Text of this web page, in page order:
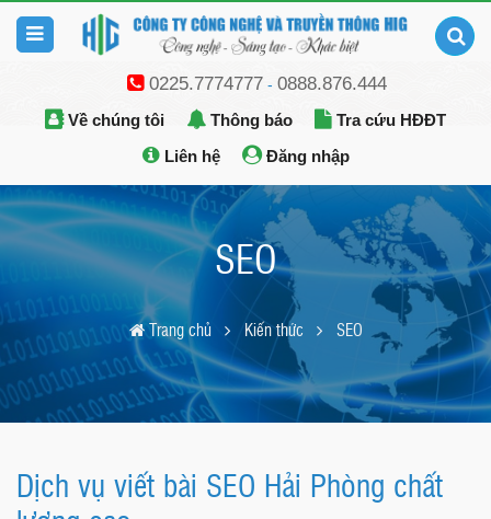
0225.7774777- 0888.876.444
Về chúng tôi Thông báo
Tra cứu HĐĐT
Liên hệ
Đăng nhập
SEO
Trang chủ Kiến thức SEO
Dịch vụ viết bài SEO Hải Phòng chất